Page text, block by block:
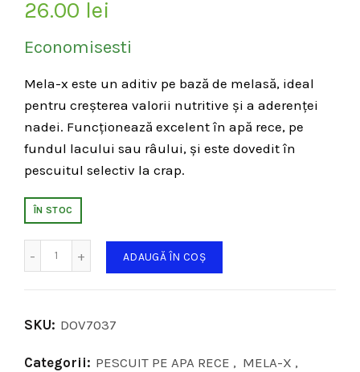
26.00 lei
Economisesti
Mela-x este un aditiv pe bază de melasă, ideal
pentru creșterea valorii nutritive și a aderenței
nadei. Funcționează excelent în apă rece, pe
fundul lacului sau râului, și este dovedit în
pescuitul selectiv la crap.
ÎN STOC
ADAUGĂ ÎN COȘ
SKU: DOV7037
Categorii: PESCUIT PE APA RECE , MELA-X ,